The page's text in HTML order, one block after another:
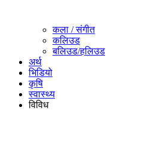
कला / संगीत​
कलिउड
बलिउड/हलिउड
अर्थ
भिडियो
कृषि
स्वास्थ्य
विविध